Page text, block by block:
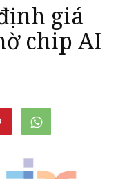
chip AI